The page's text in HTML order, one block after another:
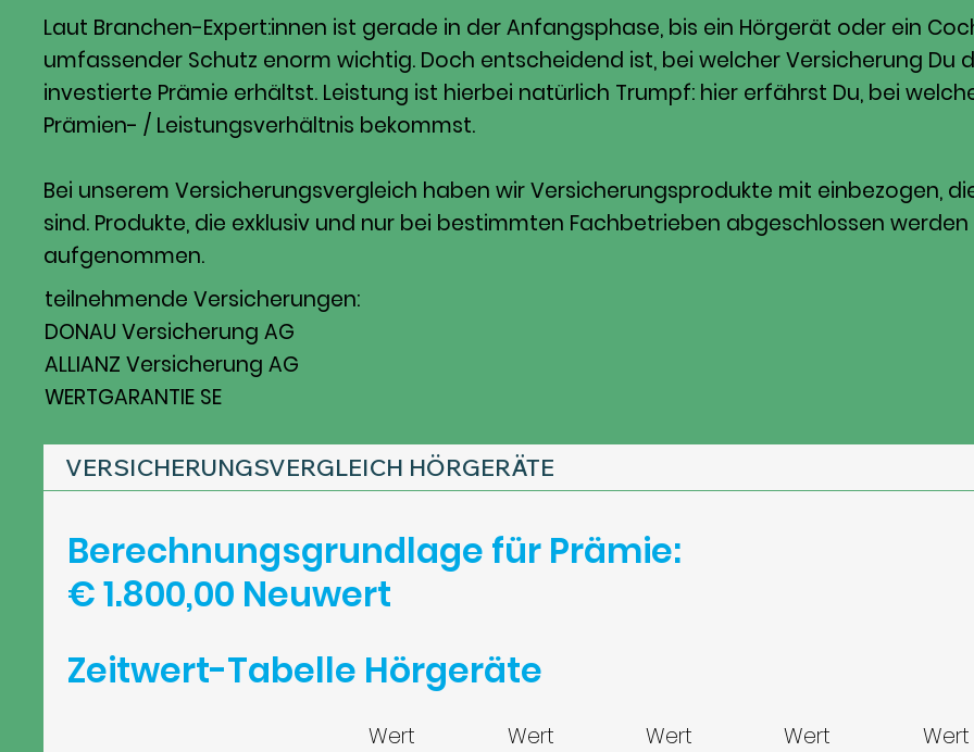
Laut Branchen-Expert:innen ist gerade in der Anfangsphase, bis ein Hörgerät oder ein
umfassender Schutz enorm wichtig. Doch entscheidend ist, bei welcher Versicherung Du
investierte Prämie erhältst. Leistung ist hierbei natürlich Trumpf: hier erfährst Du, bei
Prämien- / Leistungsverhältnis bekommst.
Bei unserem Versicherungsvergleich haben wir Versicherungsprodukte mit einbezogen,
sind. Produkte, die exklusiv und nur bei bestimmten Fachbetrieben abgeschlossen
aufgenommen.
teilnehmende Versicherungen:
DONAU Versicherung AG
ALLIANZ Versicherung AG
WERTGARANTIE SE
VERSICHERUNGSVERGLEICH HÖRGERÄTE
Berechnungsgrundlage für Prämie:
€ 1.800,00 Neuwert
Zeitwert-Tabelle Hörgeräte
Wert
Wert
Wert
Wert
Wert